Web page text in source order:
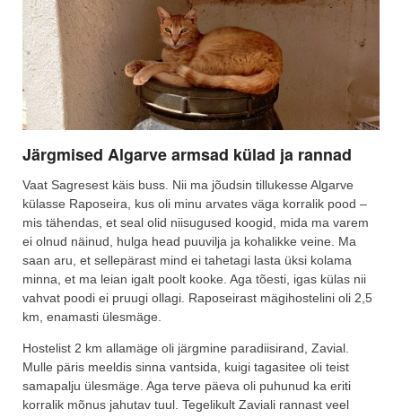
Järgmised Algarve armsad külad ja rannad
Vaat Sagresest käis buss. Nii ma jõudsin tillukesse Algarve
külasse Raposeira, kus oli minu arvates väga korralik pood –
mis tähendas, et seal olid niisugused koogid, mida ma varem
ei olnud näinud, hulga head puuvilja ja kohalikke veine. Ma
saan aru, et sellepärast mind ei tahetagi lasta üksi kolama
minna, et ma leian igalt poolt kooke. Aga tõesti, igas külas nii
vahvat poodi ei pruugi ollagi. Raposeirast mägihostelini oli 2,5
km, enamasti ülesmäge.
Hostelist 2 km allamäge oli järgmine paradiisirand, Zavial.
Mulle päris meeldis sinna vantsida, kuigi tagasitee oli teist
samapalju ülesmäge. Aga terve päeva oli puhunud ka eriti
korralik mõnus jahutav tuul. Tegelikult Zaviali rannast veel